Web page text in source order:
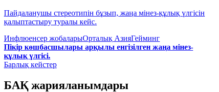
Пайдаланушы стереотипін бұзып, жаңа мінез-құлық үлгісін
қалыптастыру туралы кейс.
Инфлюенсер жобаларыОрталық АзияГейминг
Пікір көшбасшылары арқылы енгізілген жаңа мінез-
құлық үлгісі.
Барлық кейстер
БАҚ жарияланымдары